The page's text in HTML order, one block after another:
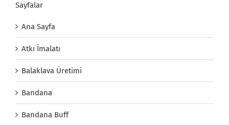
Sayfalar
Ana Sayfa
Atkı İmalatı
Balaklava Üretimi
Bandana
Bandana Buff